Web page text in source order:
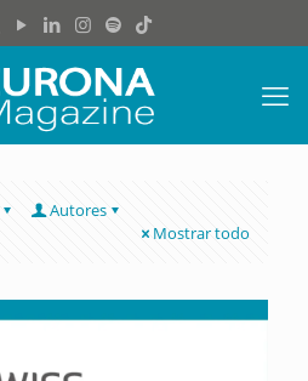
Autores
Mostrar todo